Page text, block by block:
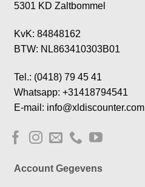
5301 KD Zaltbommel
KvK: 84848162
BTW: NL863410303B01
Tel.: (0418) 79 45 41
Whatsapp: +31418794541
E-mail: info@xldiscounter.com
Account Gegevens